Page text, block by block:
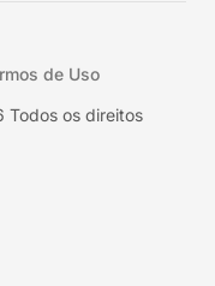
Todos os direitos
de Uso